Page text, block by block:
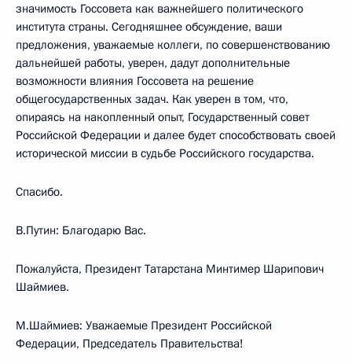
значимость Госсовета как важнейшего политического
института страны. Сегодняшнее обсуждение, ваши
предложения, уважаемые коллеги, по совершенствованию
дальнейшей работы, уверен, дадут дополнительные
возможности влияния Госсовета на решение
общегосударственных задач. Как уверен в том, что,
опираясь на накопленный опыт, Государственный совет
Российской Федерации и далее будет способствовать своей
исторической миссии в судьбе Российского государства.
Спасибо.
В.Путин: Благодарю Вас.
Пожалуйста, Президент Татарстана Минтимер Шарипович
Шаймиев.
М.Шаймиев: Уважаемые Президент Российской
Федерации, Председатель Правительства!